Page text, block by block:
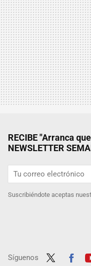
RECIBE "Arranca
NEWSLETTER
Suscribiéndote aceptas
Síguenos